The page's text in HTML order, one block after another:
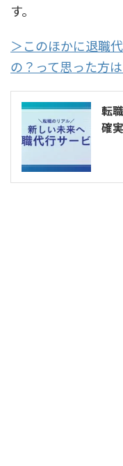
す。
＞このほかに退職
の？って思った方
転
確